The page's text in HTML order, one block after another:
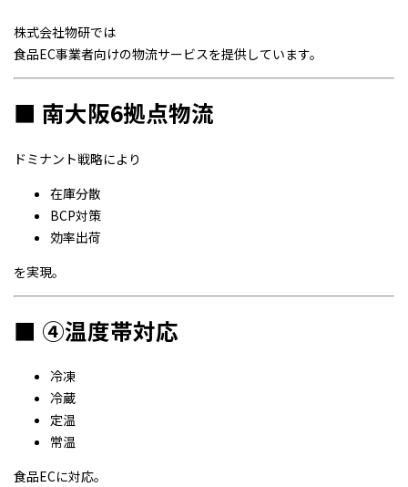
株式会社物研では
食品EC事業者向けの物流サービスを提供しています。
■ 南大阪6拠点物流
ドミナント戦略により
在庫分散
BCP対策
効率出荷
を実現。
■ ④温度帯対応
冷凍
冷蔵
定温
常温
食品ECに対応。